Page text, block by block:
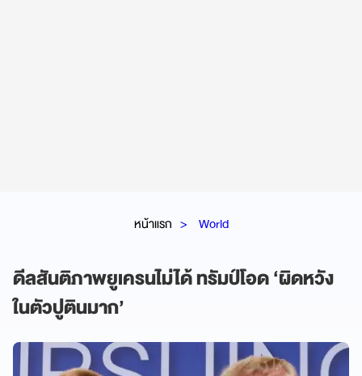
หน้าแรก World
ดีลสันติภาพยูเครนไม่ได้ ทรัมป์โอด ‘ผิดหวัง
ในตัวปูตินมาก’